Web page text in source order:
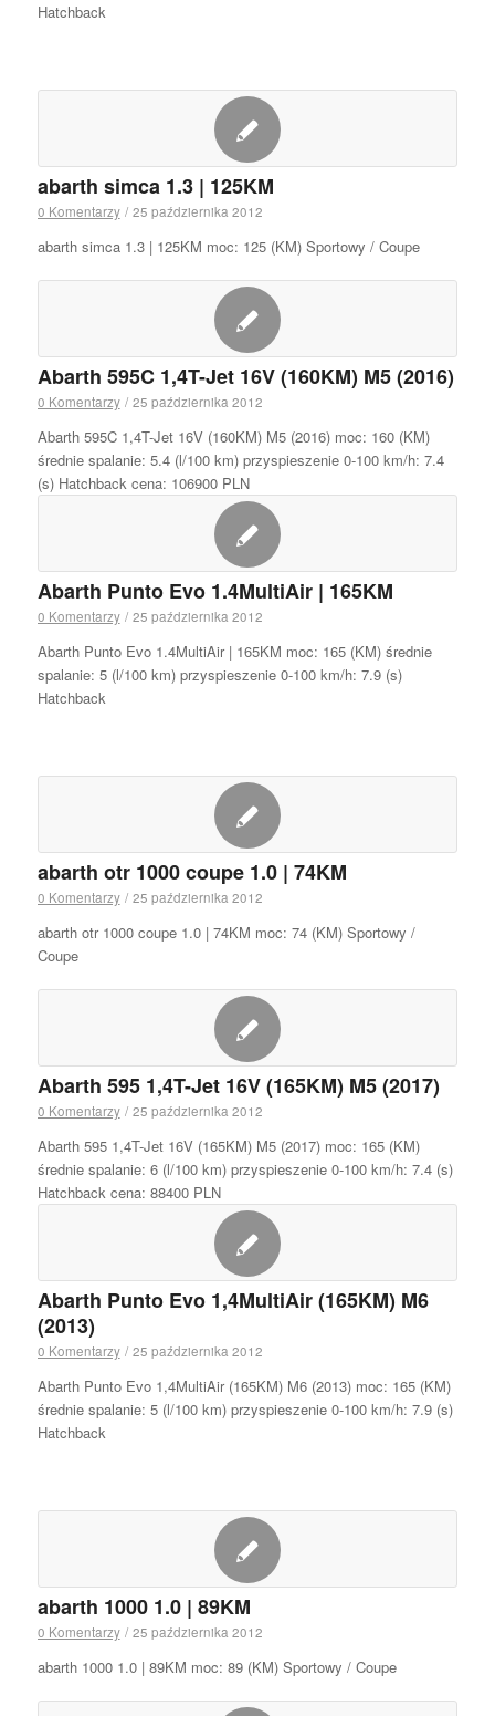
Hatchback
abarth simca 1.3 | 125KM
0 Komentarzy / 25 października 2012
abarth simca 1.3 | 125KM moc: 125 (KM) Sportowy / Coupe
Abarth 595C 1,4T-Jet 16V (160KM) M5 (2016)
0 Komentarzy / 25 października 2012
Abarth 595C 1,4T-Jet 16V (160KM) M5 (2016) moc: 160 (KM)
średnie spalanie: 5.4 (l/100 km) przyspieszenie 0-100 km/h: 7.4
(s) Hatchback cena: 106900 PLN
Abarth Punto Evo 1.4MultiAir | 165KM
0 Komentarzy / 25 października 2012
Abarth Punto Evo 1.4MultiAir | 165KM moc: 165 (KM) średnie
spalanie: 5 (l/100 km) przyspieszenie 0-100 km/h: 7.9 (s)
Hatchback
abarth otr 1000 coupe 1.0 | 74KM
0 Komentarzy / 25 października 2012
abarth otr 1000 coupe 1.0 | 74KM moc: 74 (KM) Sportowy /
Coupe
Abarth 595 1,4T-Jet 16V (165KM) M5 (2017)
0 Komentarzy / 25 października 2012
Abarth 595 1,4T-Jet 16V (165KM) M5 (2017) moc: 165 (KM)
średnie spalanie: 6 (l/100 km) przyspieszenie 0-100 km/h: 7.4 (s)
Hatchback cena: 88400 PLN
Abarth Punto Evo 1,4MultiAir (165KM) M6
(2013)
0 Komentarzy / 25 października 2012
Abarth Punto Evo 1,4MultiAir (165KM) M6 (2013) moc: 165 (KM)
średnie spalanie: 5 (l/100 km) przyspieszenie 0-100 km/h: 7.9 (s)
Hatchback
abarth 1000 1.0 | 89KM
0 Komentarzy / 25 października 2012
abarth 1000 1.0 | 89KM moc: 89 (KM) Sportowy / Coupe